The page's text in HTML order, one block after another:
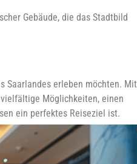
Gebäude, die das Stadtbild
Saarlandes erleben möchten. Mit
Möglichkeiten, einen
ein perfektes Reiseziel ist.